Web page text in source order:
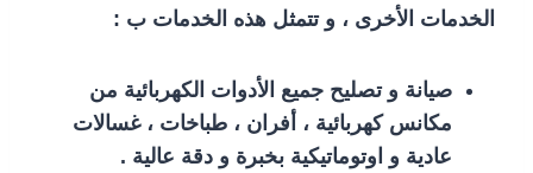
الخدمات الأخرى ، و تتمثل هذه الخدمات ب :
صيانة و تصليح جميع الأدوات الكهربائية من
مكانس كهربائية ، أفران ، طباخات ، غسالات
عادية و اوتوماتيكية بخبرة و دقة عالية .